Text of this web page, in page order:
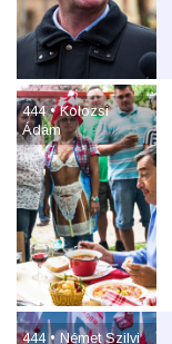
444 • Kolozsi
Ádám
444 • Német Szilvi